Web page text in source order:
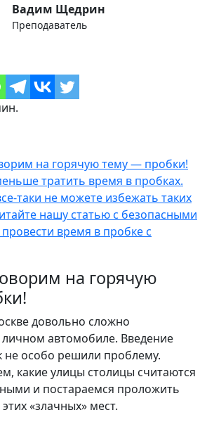
Вадим Щедрин
Преподаватель
на горячую тему — пробки!
тратить время в пробках.
таки не можете избежать таких
нашустатью с безопасными
провести время в пробке с
на горячую
довольно сложно
личном автомобиле. Введение
не особо решили проблему.
какие улицы столицы считаются
и постараемся проложить
«злачных» мест.